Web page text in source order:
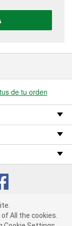
y
you consent
de tu orden
(3) cv1361
All the cookies.